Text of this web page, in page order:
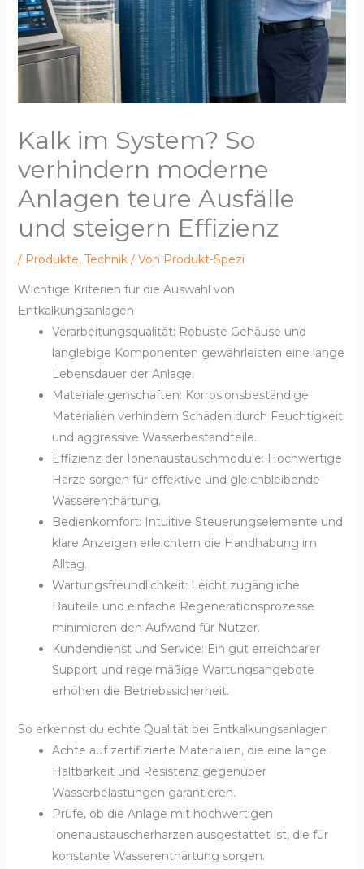
Kalk im System? So
verhindern moderne
Anlagen teure Ausfälle
und steigern Effizienz
/ Produkte, Technik/ Von Produkt-Spezi
Wichtige Kriterien für die Auswahl von
Entkalkungsanlagen
Verarbeitungsqualität: Robuste Gehäuse und
langlebige Komponenten gewährleisten eine lange
Lebensdauer der Anlage.
Materialeigenschaften: Korrosionsbeständige
Materialien verhindern Schäden durch Feuchtigkeit
und aggressive Wasserbestandteile.
Effizienz der Ionenaustauschmodule: Hochwertige
Harze sorgen für effektive und gleichbleibende
Wasserenthärtung.
Bedienkomfort: Intuitive Steuerungselemente und
klare Anzeigen erleichtern die Handhabung im
Alltag.
Wartungsfreundlichkeit: Leicht zugängliche
Bauteile und einfache Regenerationsprozesse
minimieren den Aufwand für Nutzer.
Kundendienst und Service: Ein gut erreichbarer
Support und regelmäßige Wartungsangebote
erhöhen die Betriebssicherheit.
So erkennst du echte Qualität bei Entkalkungsanlagen
Achte auf zertifizierte Materialien, die eine lange
Haltbarkeit und Resistenz gegenüber
Wasserbelastungen garantieren.
Prüfe, ob die Anlage mit hochwertigen
Ionenaustauscherharzen ausgestattet ist, die für
konstante Wasserenthärtung sorgen.